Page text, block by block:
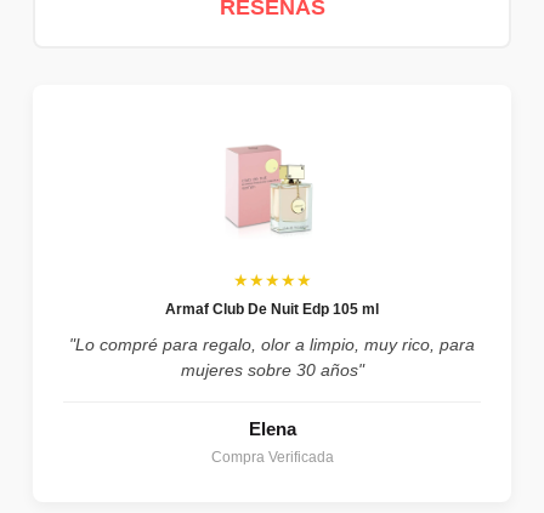
RESEÑAS
★★★★★
Armaf Club De Nuit Edp 105 ml
"Lo compré para regalo, olor a limpio, muy rico, para
mujeres sobre 30 años"
Elena
Compra Verificada